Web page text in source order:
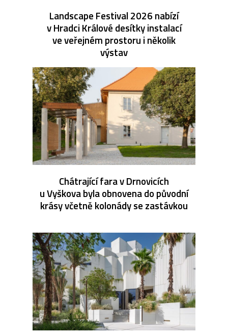
Landscape Festival 2026 nabízí
v Hradci Králové desítky instalací
ve veřejném prostoru i několik
výstav
Chátrající fara v Drnovicích
u Vyškova byla obnovena do původní
krásy včetně kolonády se zastávkou